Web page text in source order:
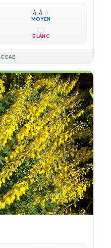
💧 💧 💧
MOYEN
BLANC